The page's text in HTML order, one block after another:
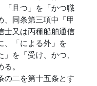
「且つ」を「かつ職
、同条第三項中「甲
士又は丙種船舶通信
、「による外」を
を「受け、かつ、
。
の二を第十五条とす